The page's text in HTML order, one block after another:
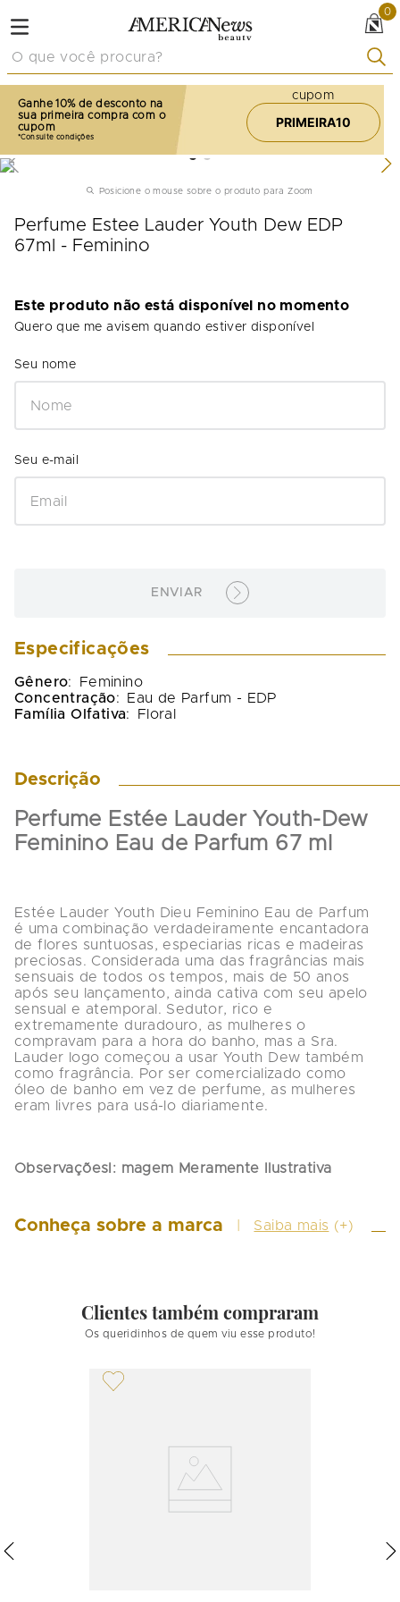
0
Ganhe 10% de desconto na
sua primeira compra com o
cupom
cupom
PRIMEIRA10
Posicione o mouse sobre o produto para Zoom
Perfume Estee Lauder Youth Dew EDP
67ml - Feminino
Este produto não está disponível no momento
Quero que me avisem quando estiver disponível
ENVIAR
Especificações
Gênero:
Feminino
Concentração:
Eau de Parfum - EDP
Família Olfativa: Floral
Descrição
Perfume Estée Lauder Youth-Dew
Feminino Eau de Parfum 67 ml
Estée Lauder Youth Dieu Feminino Eau de Parfum
é uma combinação verdadeiramente encantadora
de flores suntuosas, especiarias ricas e madeiras
preciosas. Considerada uma das fragrâncias mais
sensuais de todos os tempos, mais de 50 anos
após seu lançamento, ainda cativa com seu apelo
sensual e atemporal. Sedutor, rico e
extremamente duradouro, as mulheres o
compravam para a hora do banho, mas a Sra.
Lauder logo começou a usar Youth Dew também
como fragrância. Por ser comercializado como
óleo de banho em vez de perfume, as mulheres
eram livres para usá-lo diariamente.
ObservaçõesI: magem Meramente Ilustrativa
Conheça sobre a marca Saiba mais (+)
Clientes também compraram
Os queridinhos de quem viu esse produto!